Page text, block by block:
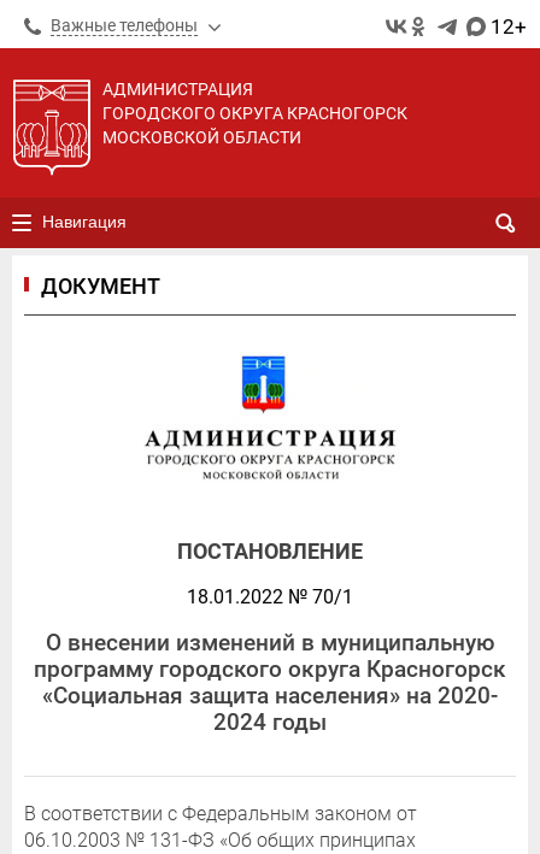
Важные телефоны 12+
АДМИНИСТРАЦИЯ
ГОРОДСКОГО ОКРУГА КРАСНОГОРСК
МОСКОВСКОЙ ОБЛАСТИ
Навигация
ДОКУМЕНТ
ПОСТАНОВЛЕНИЕ
18.01.2022 № 70/1
О внесении изменений в муниципальную
программу городского округа Красногорск
«Социальная защита населения» на 2020-
2024 годы
В соответствии с Федеральным законом от
06.10.2003 № 131-ФЗ «Об общих принципах